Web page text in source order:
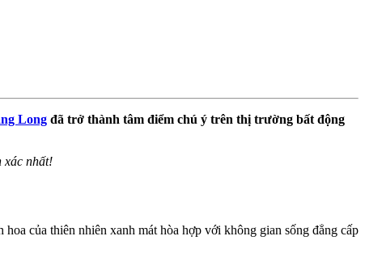
Long đã trở thành tâm điểm chú ý trên thị trường bất động
xác nhất!
của thiên nhiên xanh mát hòa hợp với không gian sống đẳng cấp